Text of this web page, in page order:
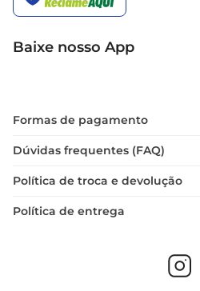
Baixe nosso App
Formas de pagamento
Dúvidas frequentes (FAQ)
Política de troca e devolução
Política de entrega